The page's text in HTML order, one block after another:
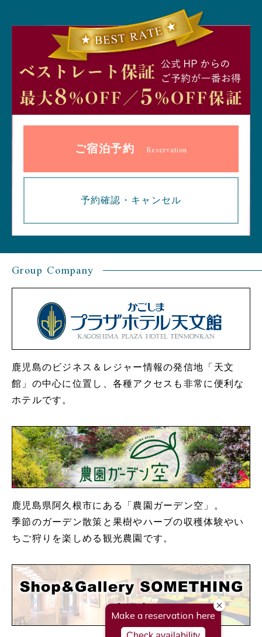
ご宿泊予約 Reservation
予約確認・ キャンセル
Group Company
鹿児島のビジネス＆レジャー情報の発信地「天文
館」の中心に位置し、各種アクセスも非常に便利な
ホテルです。
鹿児島県阿久根市にある「農園ガーデン空」。
季節のガーデン散策と果樹やハーブの収穫体験やい
ちご狩りを楽しめる観光農園です。